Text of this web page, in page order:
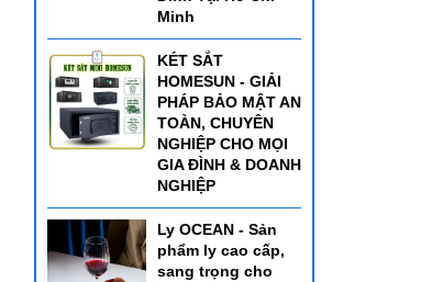
Minh
KÉT SẮT
HOMESUN - GIẢI
PHÁP BẢO MẬT AN
TOÀN, CHUYÊN
NGHIỆP CHO MỌI
GIA ĐÌNH & DOANH
NGHIỆP
Ly OCEAN - Sản
phẩm ly cao cấp,
sang trọng cho